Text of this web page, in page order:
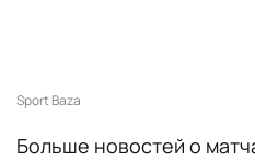
Sport Baza
Больше новостей о